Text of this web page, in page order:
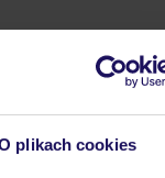
plikach cookies